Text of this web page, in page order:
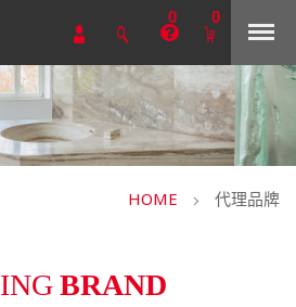
0 0
BRAND
HOME 代理品牌